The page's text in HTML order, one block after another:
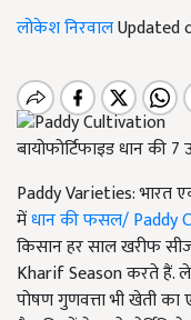
लोकेश निरवालUpdated
बायोफोर्टिफाइड धान की
Paddy Varieties: भारत
मेंधान की फसल/ Paddy
किसान हर साल खरीफ
Kharif Season करते हैं.
पोषण गुणवत्ता भी खेती